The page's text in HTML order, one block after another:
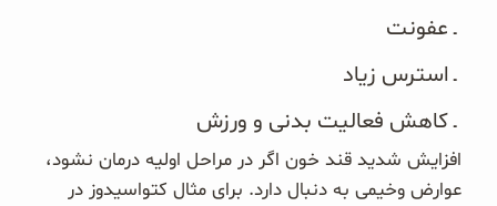
ـ عفونت
ـ استرس زیاد
ـ کاهش فعالیت بدنی و ورزش
افزایش شدید قند خون اگر در مراحل اولیه درمان نشود،
عوارض وخیمی به دنبال دارد. برای مثال کتواسیدوز در